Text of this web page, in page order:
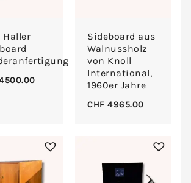
Haller
Sideboard aus
Walnussholz
von Knoll
International,
1960er Jahre
CHF 4965.00